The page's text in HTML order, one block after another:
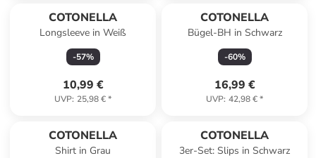
COTONELLA
Longsleeve in Weiß
-57%
10,99 €
UVP: 25,98 €*
COTONELLA
Bügel-BH in Schwarz
-60%
16,99 €
UVP: 42,98 €*
COTONELLA
Shirt in Grau
COTONELLA
3er-Set: Slips in Schwarz